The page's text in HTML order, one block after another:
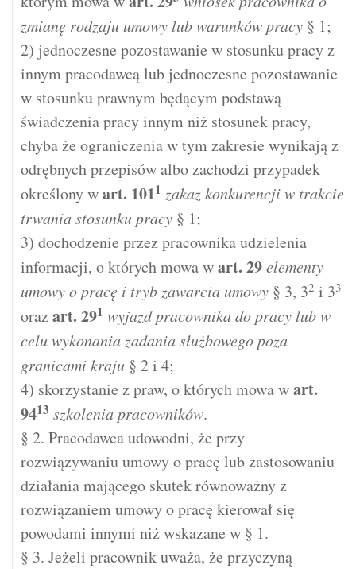
zmianę rodzaju umowy lub warunków pracy § 1;
2) jednoczesne pozostawanie w stosunku pracy z
innym pracodawcą lub jednoczesne pozostawanie
w stosunku prawnym będącym podstawą
świadczenia pracy innym niż stosunek pracy,
chyba że ograniczenia w tym zakresie wynikają z
odrębnych przepisów albo zachodzi przypadek
określony wart. 1011 zakaz konkurencji w trakcie
trwania stosunku pracy § 1;
3) dochodzenie przez pracownika udzielenia
informacji, o których mowa wart. 29elementy
umowy o pracę i tryb zawarcia umowy § 3, 32 i 33
orazart. 291 wyjazd pracownika do pracy lub w
celu wykonania zadania służbowego poza
granicami kraju § 2 i 4;
4) skorzystanie z praw, o których mowa wart.
9413 szkolenia pracowników.
§ 2. Pracodawca udowodni, że przy
rozwiązywaniu umowy o pracę lub zastosowaniu
działania mającego skutek równoważny z
rozwiązaniem umowy o pracę kierował się
powodami innymi niż wskazane w § 1.
§ 3. Jeżeli pracownik uważa, że przyczyną